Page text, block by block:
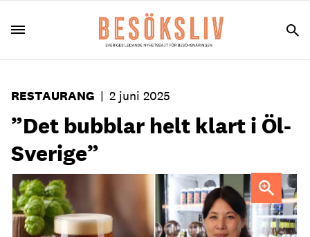
RESTAURANG | 2 juni 2025
”Det bubblar helt klart i Öl-
Sverige”
Foto: Pixabay